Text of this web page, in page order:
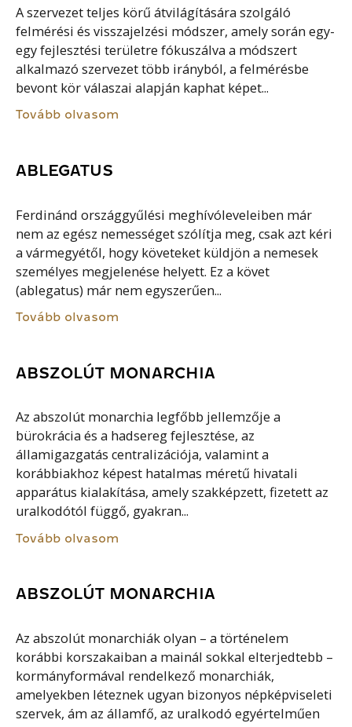
A szervezet teljes körű átvilágítására szolgáló
felmérési és visszajelzési módszer, amely során egy-
egy fejlesztési területre fókuszálva a módszert
alkalmazó szervezet több irányból, a felmérésbe
bevont kör válaszai alapján kaphat képet...
Tovább olvasom
ABLEGATUS
Ferdinánd országgyűlési meghívóleveleiben már
nem az egész nemességet szólítja meg, csak azt kéri
a vármegyétől, hogy követeket küldjön a nemesek
személyes megjelenése helyett. Ez a követ
(ablegatus) már nem egyszerűen...
Tovább olvasom
ABSZOLÚT MONARCHIA
Az abszolút monarchia legfőbb jellemzője a
bürokrácia és a hadsereg fejlesztése, az
államigazgatás centralizációja, valamint a
korábbiakhoz képest hatalmas méretű hivatali
apparátus kialakítása, amely szakképzett, fizetett az
uralkodótól függő, gyakran...
Tovább olvasom
ABSZOLÚT MONARCHIA
Az abszolút monarchiák olyan – a történelem
korábbi korszakaiban a mainál sokkal elterjedtebb –
kormányformával rendelkező monarchiák,
amelyekben léteznek ugyan bizonyos népképviseleti
szervek, ám az államfő, az uralkodó egyértelműen